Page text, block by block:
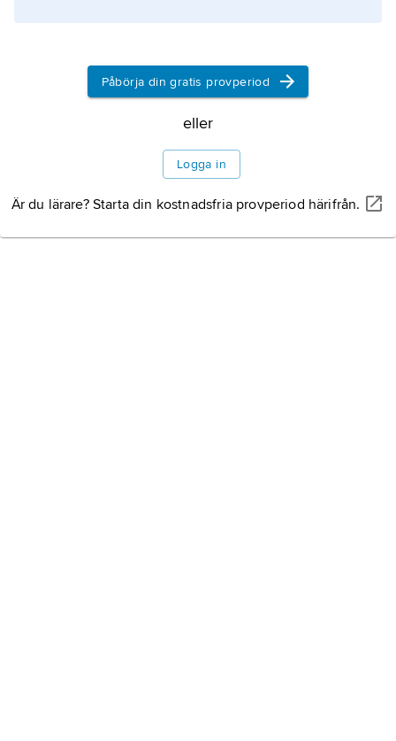
Påbörja din gratis provperiod
eller
Logga in
Är du lärare? Starta din kostnadsfria provperiod härifrån.